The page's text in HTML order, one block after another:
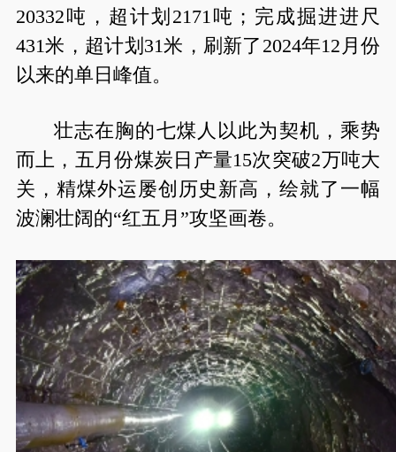
20332吨，超计划2171吨；完成掘进进尺
431米，超计划31米，刷新了2024年12月份
以来的单日峰值。
壮志在胸的七煤人以此为契机，乘势
而上，五月份煤炭日产量15次突破2万吨大
关，精煤外运屡创历史新高，绘就了一幅
波澜壮阔的“红五月”攻坚画卷。